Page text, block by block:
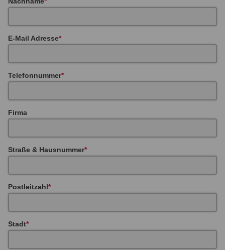
E-Mail Adresse
Telefonnummer
Firma
Straße & Hausnummer
Postleitzahl
Stadt